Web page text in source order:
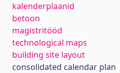
kalenderplaanid
betoon
magistritööd
technological maps
building site layout
consolidated calendar plan